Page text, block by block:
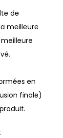
de
meilleure
en
finale)